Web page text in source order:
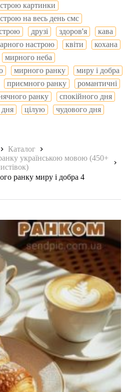
картинки
на весь день смс
друзі здоров'я
кава
настрою
квіти
кохана
мирного неба
мирного ранку
миру і добра
приємного ранку
романтичні
ранку
спокійного дня
цілую
чудового дня
Головна
Каталог
українською мовою (450+
ранку миру і добра 4